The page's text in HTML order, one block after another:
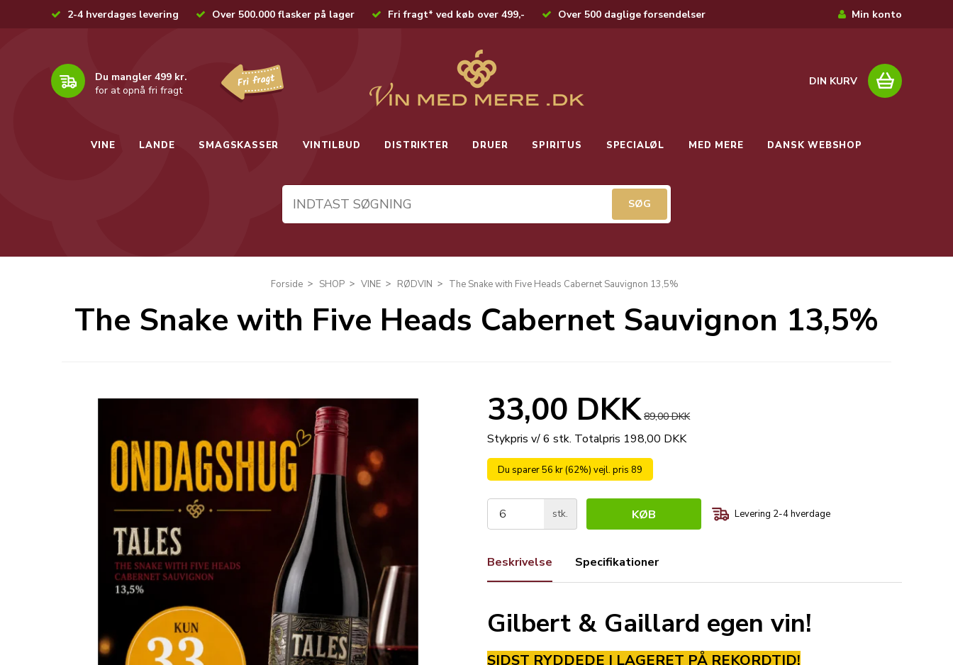
2-4 hverdages levering Over 500.000 flasker på lager Fri fragt* ved køb over 499,- Over 500 daglige forsendelser Min konto
Du mangler 499 kr.
for at opnå fri fragt
DIN KURV
VINE LANDE SMAGSKASSER VINTILBUD DISTRIKTER DRUER SPIRITUS SPECIALØL MED MERE DANSK WEBSHOP
Forside SHOP VINE RØDVIN The Snake with Five Heads Cabernet Sauvignon 13,5%
The Snake with Five Heads Cabernet Sauvignon 13,5%
33,00 DKK 89,00 DKK
Stykpris v/ 6 stk. Totalpris 198,00 DKK
Du sparer 56 kr (62%) vejl. pris 89
stk. KØB Levering 2-4 hverdage
Beskrivelse Specifikationer
Gilbert & Gaillard egen vin!
SIDST RYDDEDE I LAGERET PÅ REKORDTID!